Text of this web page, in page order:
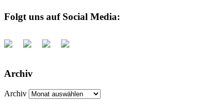
Folgt uns auf Social Media:
Archiv
Archiv